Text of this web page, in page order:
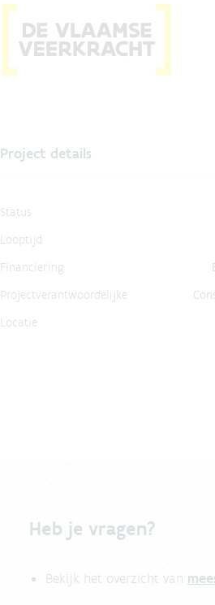
Project details
Status
Looptijd
Financiering
Projectverantwoordelijke
Locatie
Heb je vragen?
Bekijk het overzicht van